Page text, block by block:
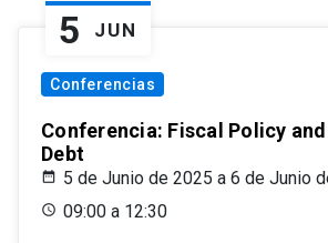
5 JUN
Conferencias
Conferencia: Fiscal Policy
Debt
5 de Junio de 2025 a 6 de Junio
09:00 a 12:30